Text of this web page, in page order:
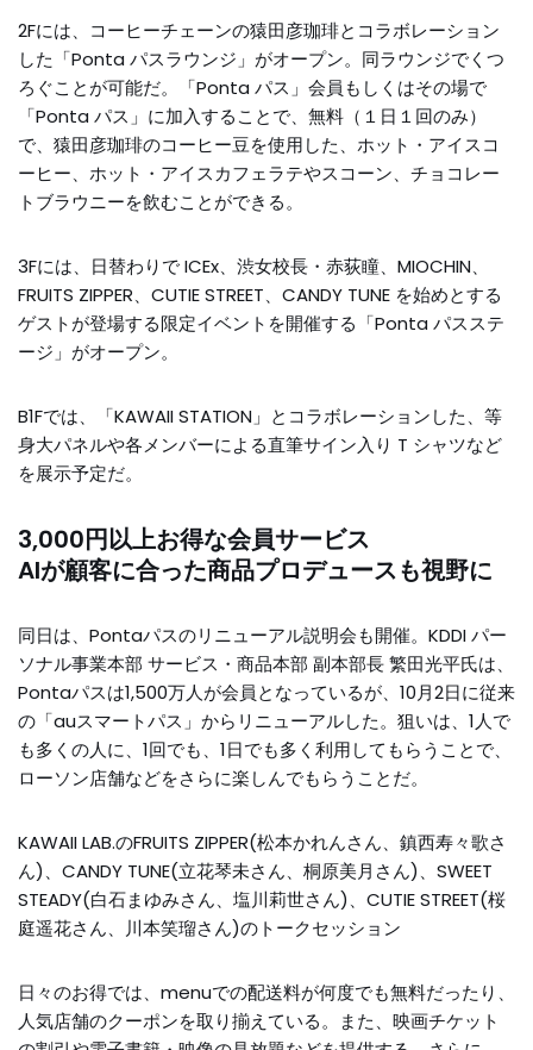
2Fには、コーヒーチェーンの猿田彦珈琲とコラボレーション
した「Ponta パスラウンジ」がオープン。同ラウンジでくつ
ろぐことが可能だ。「Ponta パス」会員もしくはその場で
「Ponta パス」に加入することで、無料（１日１回のみ）
で、猿田彦珈琲のコーヒー豆を使用した、ホット・アイスコ
ーヒー、ホット・アイスカフェラテやスコーン、チョコレー
トブラウニーを飲むことができる。
3Fには、日替わりで ICEx、渋女校長・赤荻瞳、MIOCHIN、
FRUITS ZIPPER、CUTIE STREET、CANDY TUNE を始めとする
ゲストが登場する限定イベントを開催する「Ponta パスステ
ージ」がオープン。
B1Fでは、「KAWAII STATION」とコラボレーションした、等
身大パネルや各メンバーによる直筆サイン入り T シャツなど
を展示予定だ。
3,000円以上お得な会員サービス
AIが顧客に合った商品プロデュースも視野に
同日は、Pontaパスのリニューアル説明会も開催。KDDI パー
ソナル事業本部 サービス・商品本部 副本部長 繁田光平氏は、
Pontaパスは1,500万人が会員となっているが、10月2日に従来
の「auスマートパス」からリニューアルした。狙いは、1人で
も多くの人に、1回でも、1日でも多く利用してもらうことで、
ローソン店舗などをさらに楽しんでもらうことだ。
KAWAII LAB.のFRUITS ZIPPER(松本かれんさん、鎮西寿々歌さ
ん)、CANDY TUNE(立花琴未さん、桐原美月さん)、SWEET
STEADY(白石まゆみさん、塩川莉世さん)、CUTIE STREET(桜
庭遥花さん、川本笑瑠さん)のトークセッション
日々のお得では、menuでの配送料が何度でも無料だったり、
人気店舗のクーポンを取り揃えている。また、映画チケット